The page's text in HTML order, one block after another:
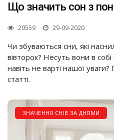
Що значить сон з
20559 29-09-2020
Чи збуваються сни, які
вівторок? Несуть вони в
навіть не варті нашої
статті.
ЗНАЧЕННЯ СНІВ ЗА ДНЯМИ